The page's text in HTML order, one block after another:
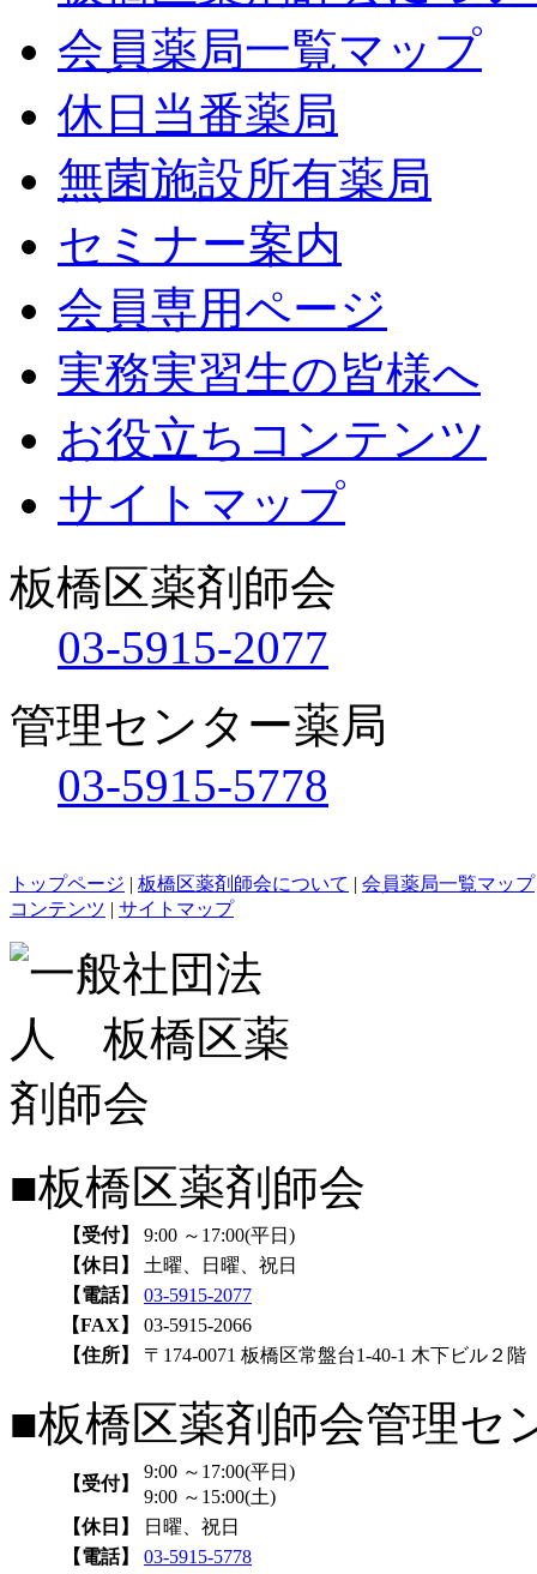
会員薬局一覧マップ
休日当番薬局
無菌施設所有薬局
セミナー案内
会員専用ページ
実務実習生の皆様へ
お役立ちコンテンツ
サイトマップ
板橋区薬剤師会
03-5915-2077
管理センター薬局
03-5915-5778
トップページ | 板橋区薬剤師会について | 会員薬局一覧マップ
コンテンツ | サイトマップ
■板橋区薬剤師会
【受付】
9:00 ～17:00(平日)
【休日】
土曜、日曜、祝日
【電話】
03-5915-2077
【FAX】
03-5915-2066
【住所】
〒174-0071 板橋区常盤台1-40-1 木下ビル２階
■板橋区薬剤師会管理セ
【受付】
9:00 ～17:00(平日)
9:00 ～15:00(土)
【休日】
日曜、祝日
【電話】
03-5915-5778